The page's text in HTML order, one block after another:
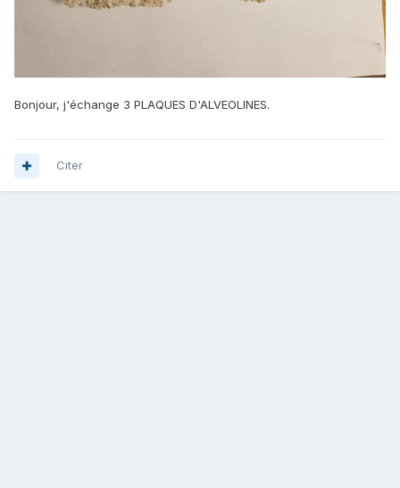
Bonjour, j'échange 3 PLAQUES D'ALVEOLINES.
Citer